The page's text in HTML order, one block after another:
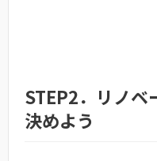
STEP2．リノベ
決めよう